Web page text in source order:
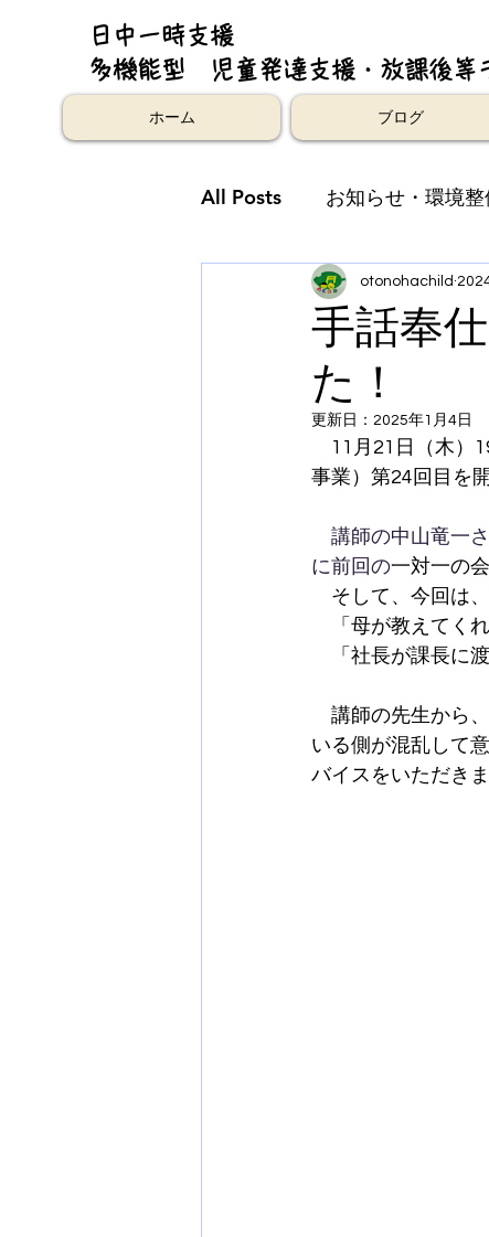
日中一時支援
多機能型 児童発達支援・放課後
ホーム ブログ
All Posts お知らせ・環境
手話奉
た！
otonohachild
更新日： 2025年1月4日
11月21日（木）
事業）第24回目を
講師の中山竜一
に前回の一対一の
そして、今回は、
「母が教えてくれ
「社長が課長に渡
講師の先生から
いる側が混乱して
バイスをいただきま